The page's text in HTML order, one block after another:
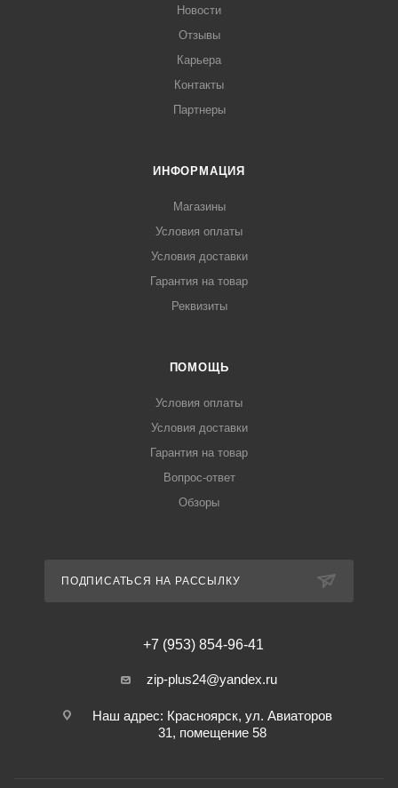
Новости
Отзывы
Карьера
Контакты
Партнеры
ИНФОРМАЦИЯ
Магазины
Условия оплаты
Условия доставки
Гарантия на товар
Реквизиты
ПОМОЩЬ
Условия оплаты
Условия доставки
Гарантия на товар
Вопрос-ответ
Обзоры
ПОДПИСАТЬСЯ НА РАССЫЛКУ
+7 (953) 854-96-41
zip-plus24@yandex.ru
Наш адрес: Красноярск, ул. Авиаторов
31, помещение 58